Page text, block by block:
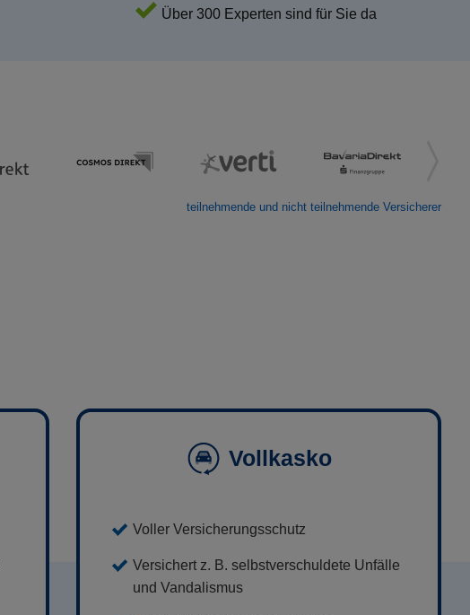
Über 300 Experten sind für Sie da
teilnehmende und nicht teilnehmende Versicherer
Vollkasko
Voller Versicherungsschutz
Versichert z. B. selbstverschuldete Unfälle
und Vandalismus